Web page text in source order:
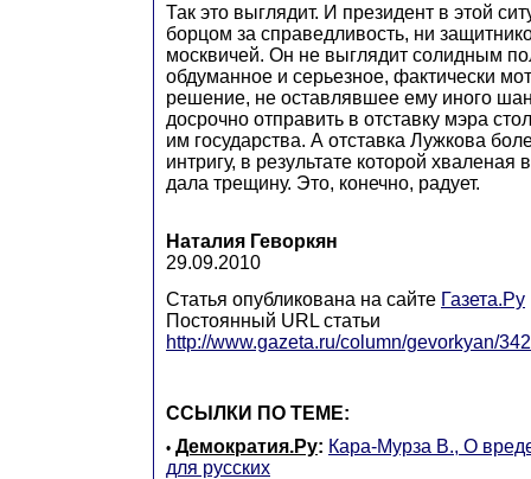
Так это выглядит. И президент в этой
борцом за справедливость, ни
москвичей. Он не выглядит солидным
обдуманное и серьезное, фактически
решение, не оставлявшее ему иного
досрочно отправить в отставку мэра
им государства. А отставка Лужкова
интригу, в результате которой хваленая
дала трещину. Это, конечно, радует.
Наталия Геворкян
29.09.2010
Статья опубликована на сайте Газета.Ру
Постоянный URL статьи
http://www.gazeta.ru/column/gevorkyan/
ССЫЛКИ ПО ТЕМЕ:
• Демократия.Ру: Кара-Мурза В., О
для русских